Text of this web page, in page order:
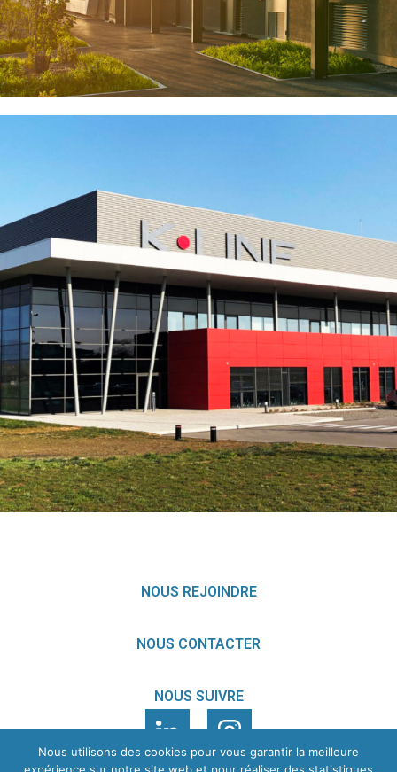
JANNEYRIAS (38)
EN SAVOIR+
SAINT VULBAS (01)
EN SAVOIR+
NOUS REJOINDRE
NOUS CONTACTER
NOUS SUIVRE
Nous utilisons des cookies pour vous garantir la meilleure